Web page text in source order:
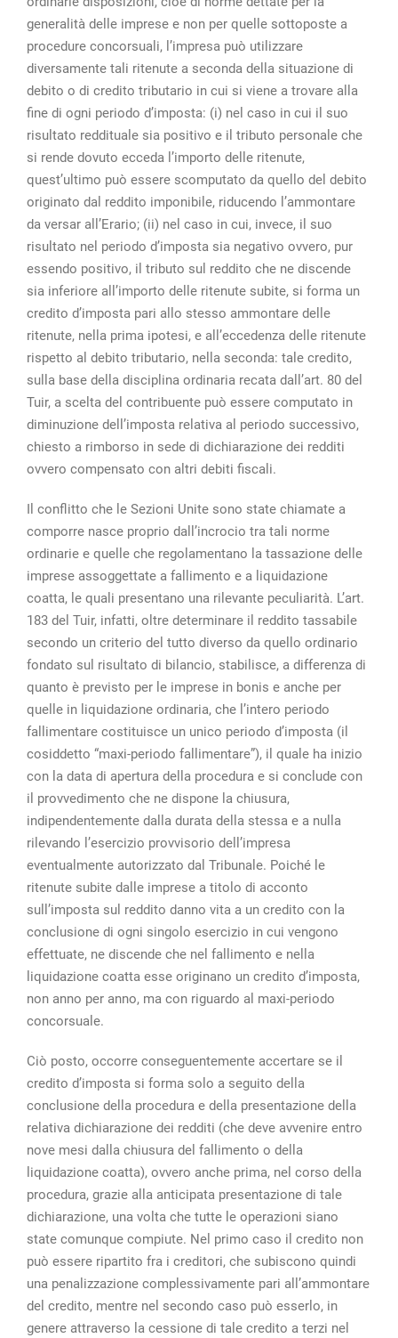
generalità delle imprese e non per quelle sottoposte a
procedure concorsuali, l’impresa può utilizzare
diversamente tali ritenute a seconda della situazione di
debito o di credito tributario in cui si viene a trovare alla
fine di ogni periodo d’imposta: (i) nel caso in cui il suo
risultato reddituale sia positivo e il tributo personale che
si rende dovuto ecceda l’importo delle ritenute,
quest’ultimo può essere scomputato da quello del debito
originato dal reddito imponibile, riducendo l’ammontare
da versar all’Erario; (ii) nel caso in cui, invece, il suo
risultato nel periodo d’imposta sia negativo ovvero, pur
essendo positivo, il tributo sul reddito che ne discende
sia inferiore all’importo delle ritenute subite, si forma un
credito d’imposta pari allo stesso ammontare delle
ritenute, nella prima ipotesi, e all’eccedenza delle ritenute
rispetto al debito tributario, nella seconda: tale credito,
sulla base della disciplina ordinaria recata dall’art. 80 del
Tuir, a scelta del contribuente può essere computato in
diminuzione dell’imposta relativa al periodo successivo,
chiesto a rimborso in sede di dichiarazione dei redditi
ovvero compensato con altri debiti fiscali.
Il conflitto che le Sezioni Unite sono state chiamate a
comporre nasce proprio dall’incrocio tra tali norme
ordinarie e quelle che regolamentano la tassazione delle
imprese assoggettate a fallimento e a liquidazione
coatta, le quali presentano una rilevante peculiarità. L’art.
183 del Tuir, infatti, oltre determinare il reddito tassabile
secondo un criterio del tutto diverso da quello ordinario
fondato sul risultato di bilancio, stabilisce, a differenza di
quanto è previsto per le imprese in bonis e anche per
quelle in liquidazione ordinaria, che l’intero periodo
fallimentare costituisce un unico periodo d’imposta (il
cosiddetto “maxi-periodo fallimentare”), il quale ha inizio
con la data di apertura della procedura e si conclude con
il provvedimento che ne dispone la chiusura,
indipendentemente dalla durata della stessa e a nulla
rilevando l’esercizio provvisorio dell’impresa
eventualmente autorizzato dal Tribunale. Poiché le
ritenute subite dalle imprese a titolo di acconto
sull’imposta sul reddito danno vita a un credito con la
conclusione di ogni singolo esercizio in cui vengono
effettuate, ne discende che nel fallimento e nella
liquidazione coatta esse originano un credito d’imposta,
non anno per anno, ma con riguardo al maxi-periodo
concorsuale.
Ciò posto, occorre conseguentemente accertare se il
credito d’imposta si forma solo a seguito della
conclusione della procedura e della presentazione della
relativa dichiarazione dei redditi (che deve avvenire entro
nove mesi dalla chiusura del fallimento o della
liquidazione coatta), ovvero anche prima, nel corso della
procedura, grazie alla anticipata presentazione di tale
dichiarazione, una volta che tutte le operazioni siano
state comunque compiute. Nel primo caso il credito non
può essere ripartito fra i creditori, che subiscono quindi
una penalizzazione complessivamente pari all’ammontare
del credito, mentre nel secondo caso può esserlo, in
genere attraverso la cessione di tale credito a terzi nel